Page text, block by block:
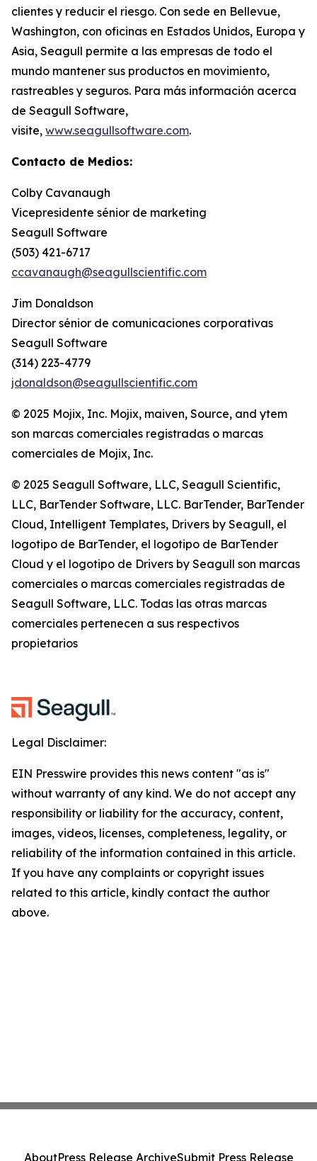
clientes y reducir el riesgo. Con sede en Bellevue,
Washington, con oficinas en Estados Unidos, Europa y
Asia, Seagull permite a las empresas de todo el
mundo mantener sus productos en movimiento,
rastreables y seguros. Para más información acerca
de Seagull Software,
visite, www.seagullsoftware.com.
Contacto de Medios:
Colby Cavanaugh
Vicepresidente sénior de marketing
Seagull Software
(503) 421-6717
ccavanaugh@seagullscientific.com
Jim Donaldson
Director sénior de comunicaciones corporativas
Seagull Software
(314) 223-4779
jdonaldson@seagullscientific.com
© 2025 Mojix, Inc. Mojix, maiven, Source, and ytem
son marcas comerciales registradas o marcas
comerciales de Mojix, Inc.
© 2025 Seagull Software, LLC, Seagull Scientific,
LLC, BarTender Software, LLC. BarTender, BarTender
Cloud, Intelligent Templates, Drivers by Seagull, el
logotipo de BarTender, el logotipo de BarTender
Cloud y el logotipo de Drivers by Seagull son marcas
comerciales o marcas comerciales registradas de
Seagull Software, LLC. Todas las otras marcas
comerciales pertenecen a sus respectivos
propietarios
Legal Disclaimer:
EIN Presswire provides this news content "as is"
without warranty of any kind. We do not accept any
responsibility or liability for the accuracy, content,
images, videos, licenses, completeness, legality, or
reliability of the information contained in this article.
If you have any complaints or copyright issues
related to this article, kindly contact the author
above.
AboutPress Release ArchiveSubmit Press Release